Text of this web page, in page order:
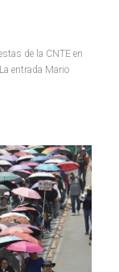
de la CNTE en
entrada Mario